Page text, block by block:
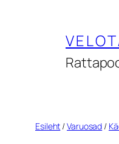
Esileht /Varuosad /